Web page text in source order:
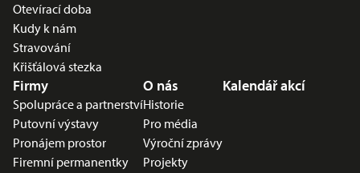
Otevírací doba
Kudy k nám
Stravování
Křišťálová stezka
Firmy
Spolupráce a partnerství
Putovní výstavy
Pronájem prostor
Firemní permanentky
O nás
Historie
Pro média
Výroční zprávy
Projekty
Kalendář akcí